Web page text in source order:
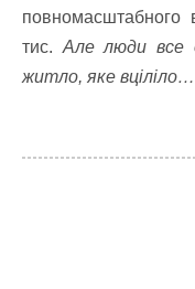
повномасштабного
тис. Але люди все
житло, яке вціліло…